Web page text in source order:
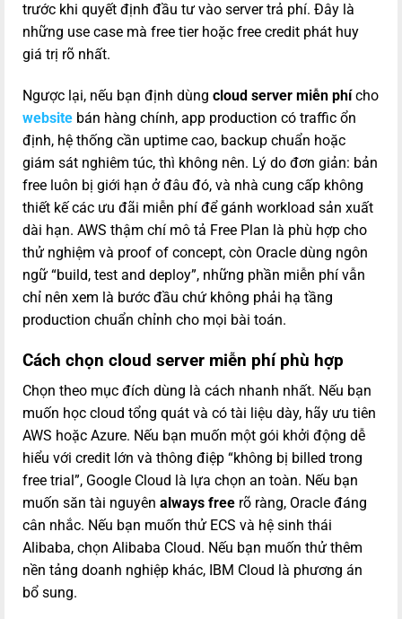
trước khi quyết định đầu tư vào server trả phí. Đây là
những use case mà free tier hoặc free credit phát huy
giá trị rõ nhất.
Ngược lại, nếu bạn định dùng cloud server miễn phícho
website bán hàng chính, app production có traffic ổn
định, hệ thống cần uptime cao, backup chuẩn hoặc
giám sát nghiêm túc, thì không nên. Lý do đơn giản: bản
free luôn bị giới hạn ở đâu đó, và nhà cung cấp không
thiết kế các ưu đãi miễn phí để gánh workload sản xuất
dài hạn. AWS thậm chí mô tả Free Plan là phù hợp cho
thử nghiệm và proof of concept, còn Oracle dùng ngôn
ngữ “build, test and deploy”, những phần miễn phí vẫn
chỉ nên xem là bước đầu chứ không phải hạ tầng
production chuẩn chỉnh cho mọi bài toán.
Cách chọn cloud server miễn phí phù hợp
Chọn theo mục đích dùng là cách nhanh nhất. Nếu bạn
muốn học cloud tổng quát và có tài liệu dày, hãy ưu tiên
AWS hoặc Azure. Nếu bạn muốn một gói khởi động dễ
hiểu với credit lớn và thông điệp “không bị billed trong
free trial”, Google Cloud là lựa chọn an toàn. Nếu bạn
muốn săn tài nguyên always free rõ ràng, Oracle đáng
cân nhắc. Nếu bạn muốn thử ECS và hệ sinh thái
Alibaba, chọn Alibaba Cloud. Nếu bạn muốn thử thêm
nền tảng doanh nghiệp khác, IBM Cloud là phương án
bổ sung.